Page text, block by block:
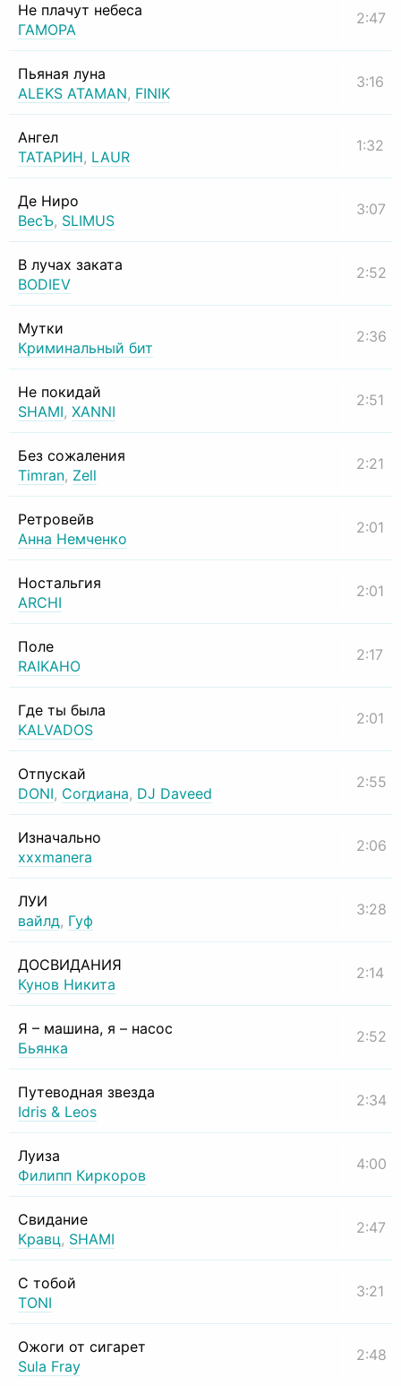
Не плачут небеса
ГАМОРА
2:47
Пьяная луна
ALEKS ATAMAN, FINIK
3:16
Ангел
ТАТАРИН, LAUR
1:32
Де Ниро
ВесЪ, SLIMUS
3:07
В лучах заката
BODIEV
2:52
Мутки
Криминальный бит
2:36
Не покидай
SHAMI, XANNI
2:51
Без сожаления
Timran, Zell
2:21
Ретровейв
Анна Немченко
2:01
Ностальгия
ARCHI
2:01
Поле
RAIKAHO
2:17
Где ты была
KALVADOS
2:01
Отпускай
DONI, Согдиана, DJ Daveed
2:55
Изначально
xxxmanera
2:06
ЛУИ
вайлд, Гуф
3:28
ДОСВИДАНИЯ
Кунов Никита
2:14
Я – машина, я – насос
Бьянка
2:52
Путеводная звезда
Idris & Leos
2:34
Луиза
Филипп Киркоров
4:00
Свидание
Кравц, SHAMI
2:47
С тобой
TONI
3:21
Ожоги от сигарет
Sula Fray
2:48